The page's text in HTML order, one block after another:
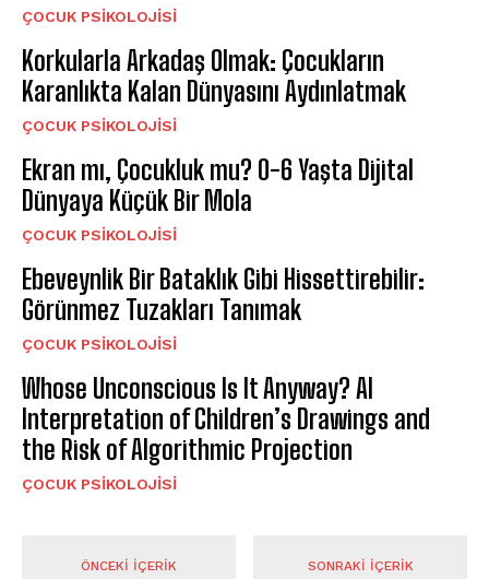
ÇOCUK PSIKOLOJISI
Korkularla Arkadaş Olmak: Çocukların
Karanlıkta Kalan Dünyasını Aydınlatmak
ÇOCUK PSIKOLOJISI
Ekran mı, Çocukluk mu? 0-6 Yaşta Dijital
Dünyaya Küçük Bir Mola
ÇOCUK PSIKOLOJISI
Ebeveynlik Bir Bataklık Gibi Hissettirebilir:
Görünmez Tuzakları Tanımak
ÇOCUK PSIKOLOJISI
Whose Unconscious Is It Anyway? AI
Interpretation of Children’s Drawings and
the Risk of Algorithmic Projection
ÇOCUK PSIKOLOJISI
ÖNCEKI İÇERIK SONRAKI İÇERIK